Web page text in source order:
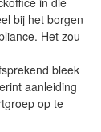
bij het borgen
Het zou
bleek
aanleiding
op te